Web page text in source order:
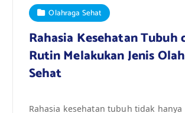
Olahraga Sehat
Rahasia Kesehatan Tubuh
Rutin Melakukan Jenis
Sehat
Rahasia kesehatan tubuh tidak